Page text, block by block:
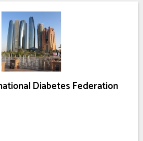
Diabetes Federation